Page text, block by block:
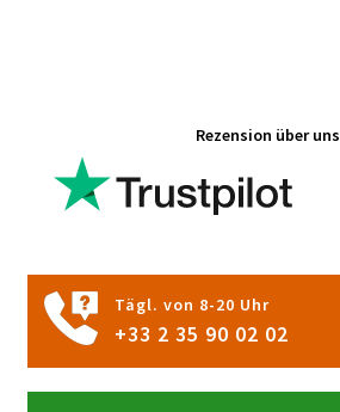
Rezension über uns
Tägl. von 8-20 Uhr
+33 2 35 90 02 02